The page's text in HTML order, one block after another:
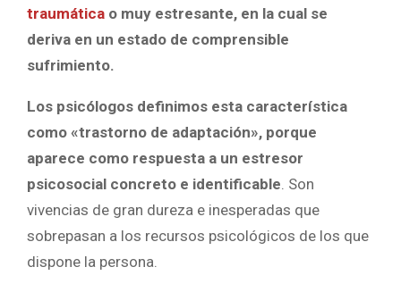
traumática o muy estresante, en la cual se
deriva en un estado de comprensible
sufrimiento.
Los psicólogos definimos esta característica
como «trastorno de adaptación», porque
aparece como respuesta a un estresor
psicosocial concreto e identificable . Son
vivencias de gran dureza e inesperadas que
sobrepasan a los recursos psicológicos de los que
dispone la persona.